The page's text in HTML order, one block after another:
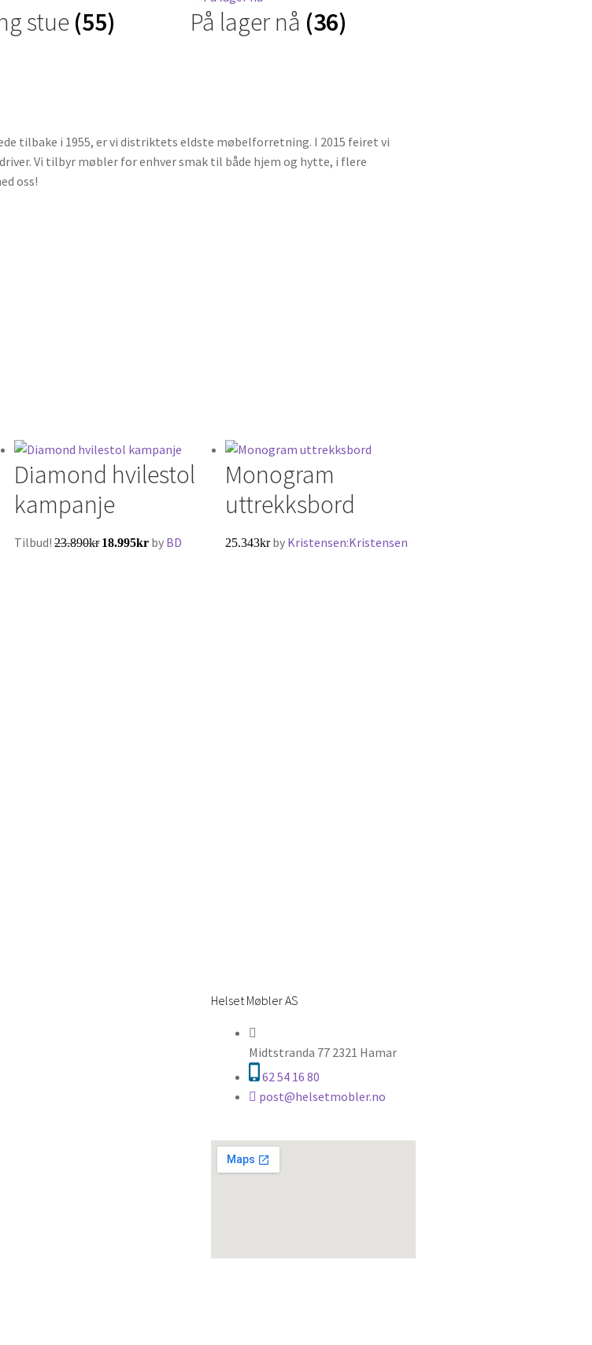
stue(55) På lager nå (36)
tilbake i 1955, er vi distriktets eldste møbelforretning. I 2015 feiret vi
Vi tilbyr møbler for enhver smak til både hjem og hytte, i flere
oss!
Diamond hvilestol
kampanje
Tilbud! 23.890kr 18.995kr by BD
Monogram
uttrekksbord
25.343kr by Kristensen:Kristensen
Helset Møbler AS
Midtstranda 77 2321 Hamar
62 54 16 80
post@helsetmobler.no